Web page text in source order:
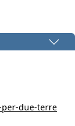
due-terre